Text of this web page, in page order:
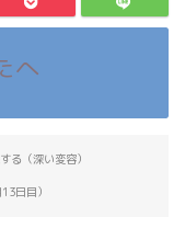
へ
る（深い変容）
日目）